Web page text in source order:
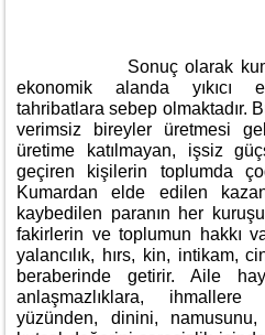
Sonuç olarak kumar,
ekonomik alanda yıkıcı
tahribatlara sebep olmaktadır.
verimsiz bireyler üretmesi
üretime katılmayan, işsiz
geçiren kişilerin toplumda
Kumardan elde edilen
kaybedilen paranın her
fakirlerin ve toplumun hakkı
yalancılık, hırs, kin, intikam,
beraberinde getirir. Aile
anlaşmazlıklara,
yüzünden, dinini,